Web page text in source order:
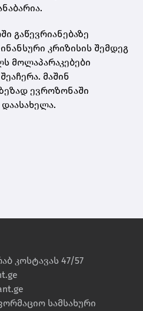
გაწევრიანებაზე
კრიზისის შემდეგ
მოლაპარაკებები
მაშინ
ევროზონაში
კოსტავას 47/57
სამსახური